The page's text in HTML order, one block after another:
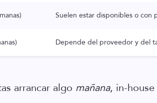
Suelen estar disponibles o con
Depende del proveedor y del
arrancar algo mañana, in-